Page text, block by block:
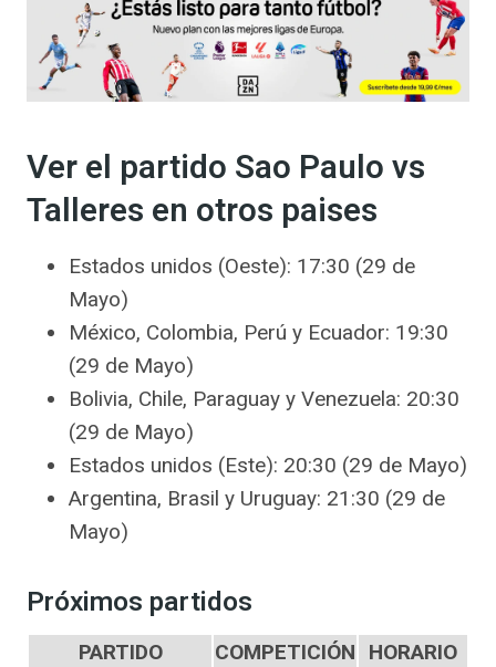
Ver el partido Sao Paulo vs
Talleres en otros paises
Estados unidos (Oeste): 17:30 (29 de
Mayo)
México, Colombia, Perú y Ecuador: 19:30
(29 de Mayo)
Bolivia, Chile, Paraguay y Venezuela: 20:30
(29 de Mayo)
Estados unidos (Este): 20:30 (29 de Mayo)
Argentina, Brasil y Uruguay: 21:30 (29 de
Mayo)
Próximos partidos
PARTIDO COMPETICIÓN HORARIO